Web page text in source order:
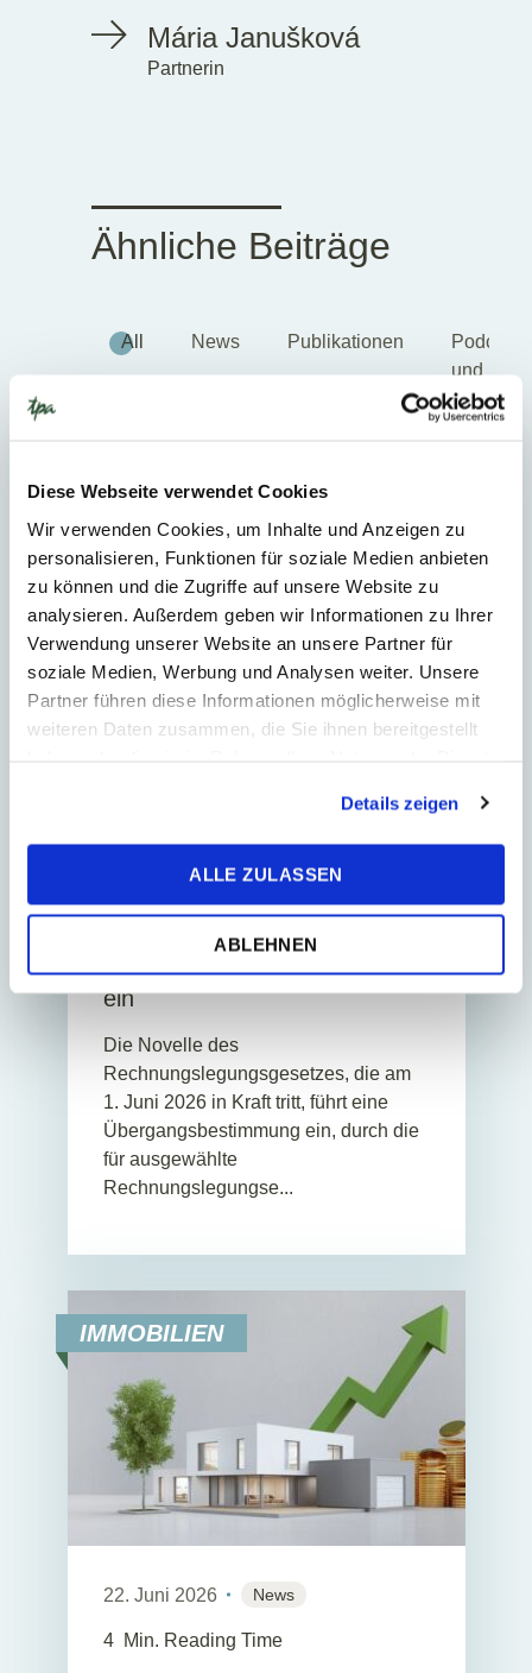
Diese Webseite verwendet Cookies
Wir verwenden Cookies, um Inhalte und Anzeigen zu
personalisieren, Funktionen für soziale Medien anbieten
zu können und die Zugriffe auf unsere Website zu
analysieren. Außerdem geben wir Informationen zu Ihrer
Verwendung unserer Website an unsere Partner für
soziale Medien, Werbung und Analysen weiter. Unsere
Partner führen diese Informationen möglicherweise mit
weiteren Daten zusammen, die Sie ihnen bereitgestellt
Details zeigen
ALLE ZULASSEN
ABLEHNEN
Mária Janušková
Partnerin
Ähnliche Beiträge
All News Publikationen
Podcasts
und
Videos
BUCHHALTUNG
Rechnungslegungsgesetzes
führt eine vorübergehende
Ausnahme von der
Nachhaltigkeitsberichterstattung
ein
Die Novelle des
Rechnungslegungsgesetzes, die am
1. Juni 2026 in Kraft tritt, führt eine
Übergangsbestimmung ein, durch die
für ausgewählte
Rechnungslegungse...
IMMOBILIEN
22. Juni 2026 News
4 Min. Reading Time